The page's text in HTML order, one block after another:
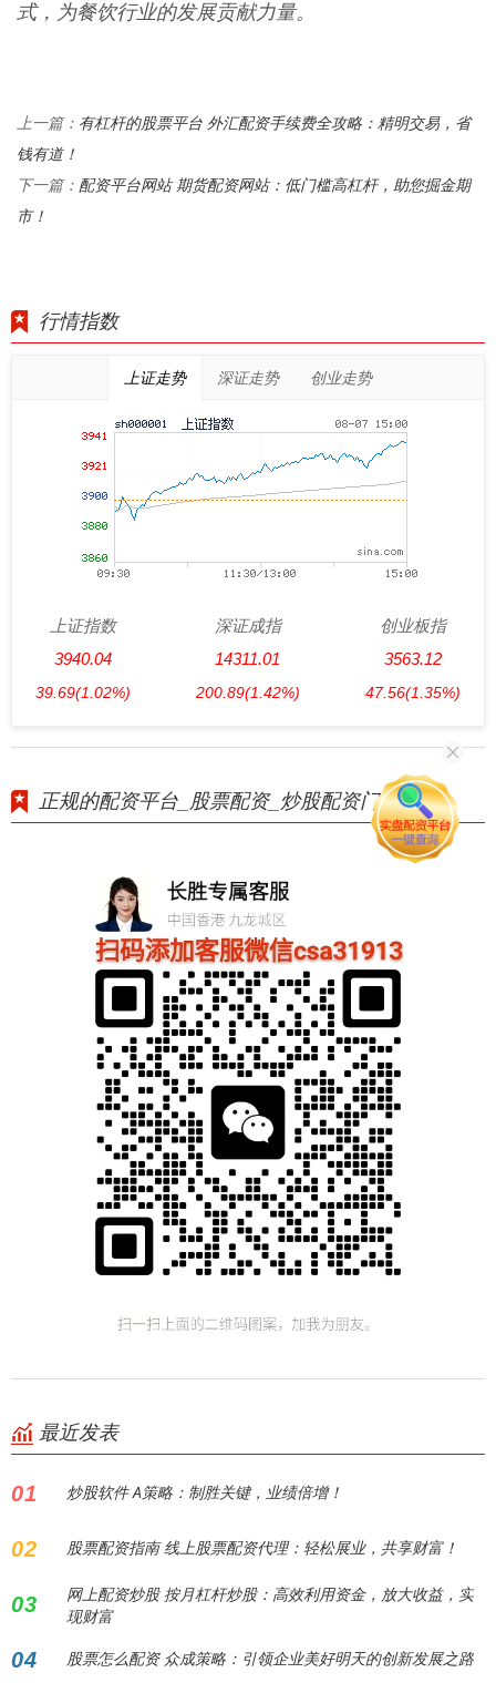
式，为餐饮行业的发展贡献力量。
上一篇： 有杠杆的股票平台 外汇配资手续费全攻略：精明交易，省
钱有道！
下一篇： 配资平台网站 期货配资网站：低门槛高杠杆，助您掘金期
市！
行情指数
上证走势 深证走势 创业走势
上证指数
3940.04
39.69(1.02%)
深证成指
14311.01
200.89(1.42%)
创业板指
3563.12
47.56(1.35%)
正规的配资平台_股票配资_炒股配资门户
最近发表
01 炒股软件 A策略：制胜关键，业绩倍增！
02 股票配资指南 线上股票配资代理：轻松展业，共享财富！
03
网上配资炒股 按月杠杆炒股：高效利用资金，放大收益，实
现财富
04 股票怎么配资 众成策略：引领企业美好明天的创新发展之路